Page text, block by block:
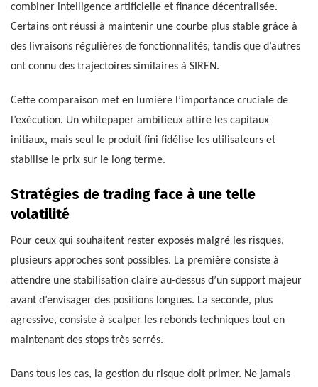
combiner intelligence artificielle et finance décentralisée.
Certains ont réussi à maintenir une courbe plus stable grâce à
des livraisons régulières de fonctionnalités, tandis que d’autres
ont connu des trajectoires similaires à SIREN.
Cette comparaison met en lumière l’importance cruciale de
l’exécution. Un whitepaper ambitieux attire les capitaux
initiaux, mais seul le produit fini fidélise les utilisateurs et
stabilise le prix sur le long terme.
Stratégies de trading face à une telle
volatilité
Pour ceux qui souhaitent rester exposés malgré les risques,
plusieurs approches sont possibles. La première consiste à
attendre une stabilisation claire au-dessus d’un support majeur
avant d’envisager des positions longues. La seconde, plus
agressive, consiste à scalper les rebonds techniques tout en
maintenant des stops très serrés.
Dans tous les cas, la gestion du risque doit primer. Ne jamais